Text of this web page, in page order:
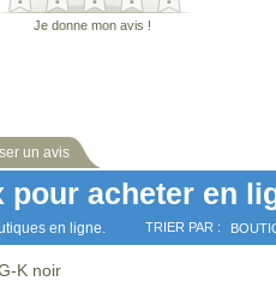
Je donne mon avis !
un avis
pour acheter en
en ligne. TRIER PAR :
K noir